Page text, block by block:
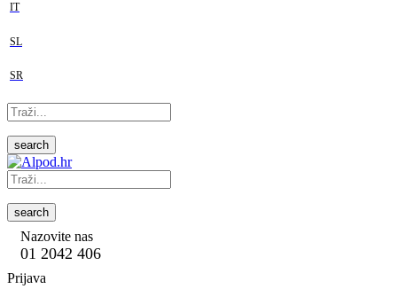
IT
SL
SR
search
search
Nazovite nas
01 2042 406
Prijava